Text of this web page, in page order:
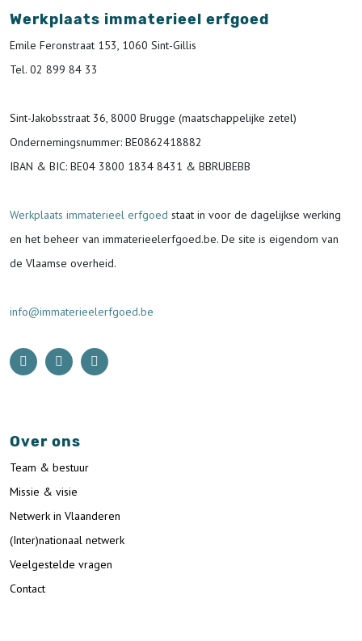
Werkplaats immaterieel erfgoed
Emile Feronstraat 153, 1060 Sint-Gillis
Tel. 02 899 84 33
Sint-Jakobsstraat 36, 8000 Brugge (maatschappelijke zetel)
Ondernemingsnummer: BE0862418882
IBAN & BIC: BE04 3800 1834 8431 & BBRUBEBB
Werkplaats immaterieel erfgoed staat in voor de dagelijkse werking
en het beheer van immaterieelerfgoed.be. De site is eigendom van
de Vlaamse overheid.
info@immaterieelerfgoed.be
Over ons
Team & bestuur
Missie & visie
Netwerk in Vlaanderen
(Inter)nationaal netwerk
Veelgestelde vragen
Contact